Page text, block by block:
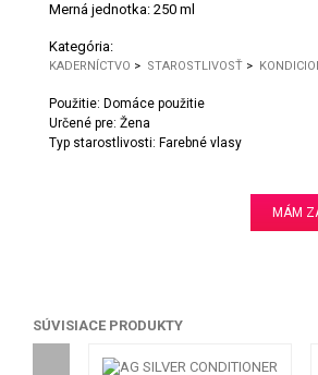
Merná jednotka: 250 ml
Kategória:
KADERNÍCTVO > STAROSTLIVOSŤ >
Použitie: Domáce použitie
Určené pre: Žena
Typ starostlivosti: Farebné vlasy
MÁM
SÚVISIACE PRODUKTY